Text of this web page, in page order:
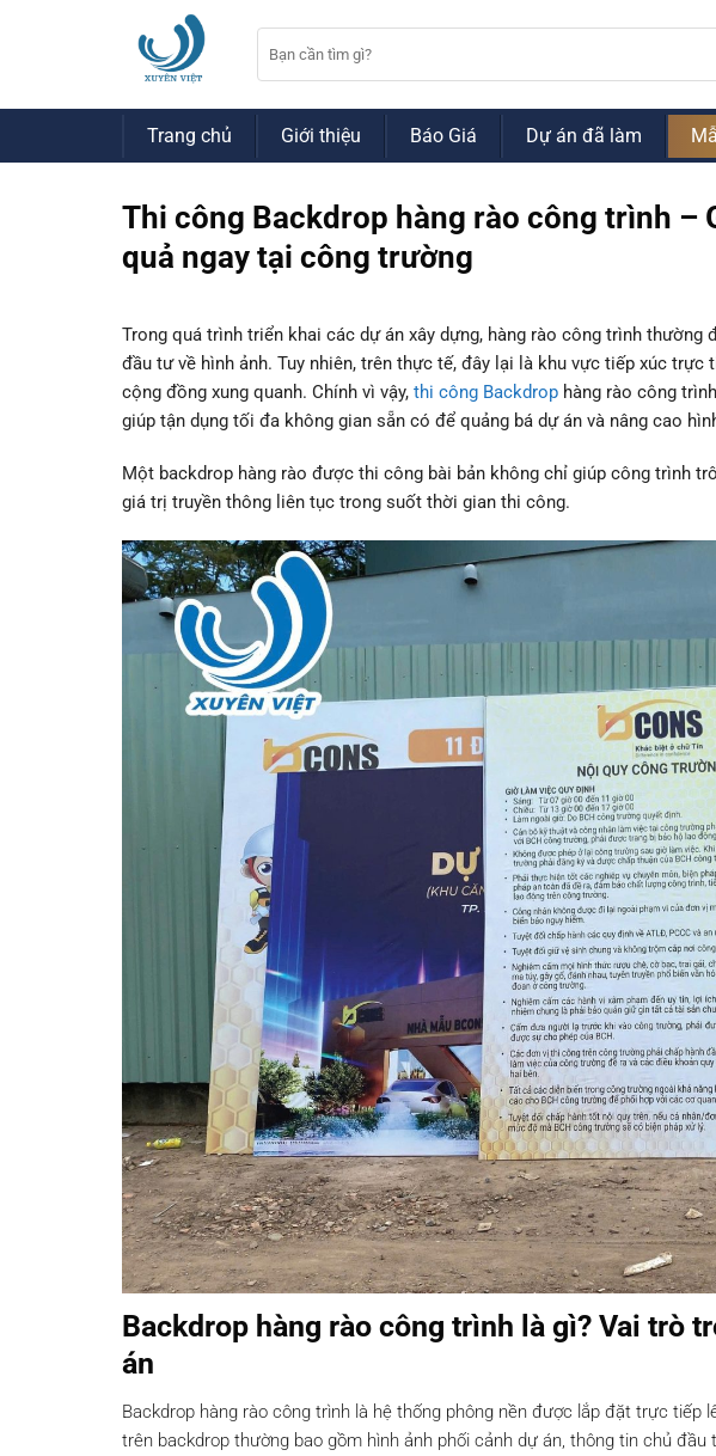
Trang chủ Giới thiệu Báo Giá Dự án đã làm
Thi công Backdrop hàng rào công trình –
quả ngay tại công trường
Trong quá trình triển khai các dự án xây dựng, hàng rào công trình
đầu tư về hình ảnh. Tuy nhiên, trên thực tế, đây lại là khu vực tiếp xúc
cộng đồng xung quanh. Chính vì vậy, thi công Backdrop hàng rào công
giúp tận dụng tối đa không gian sẵn có để quảng bá dự án và nâng cao
Một backdrop hàng rào được thi công bài bản không chỉ giúp công trình
giá trị truyền thông liên tục trong suốt thời gian thi công.
Backdrop hàng rào công trình là gì? Vai trò
án
Backdrop hàng rào công trình là hệ thống phông nền được lắp đặt trực tiếp
trên backdrop thường bao gồm hình ảnh phối cảnh dự án, thông tin chủ